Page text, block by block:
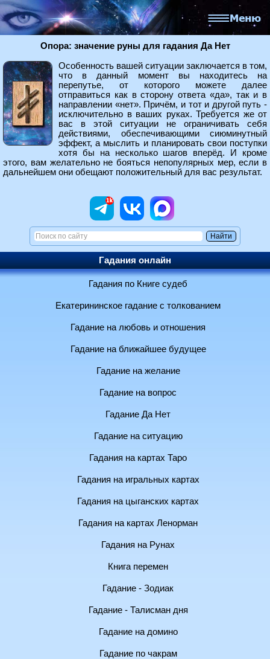
Опора: значение руны для гадания Да Нет
Особенность вашей ситуации заключается в том,
что в данный момент вы находитесь на
перепутье, от которого можете далее
отправиться как в сторону ответа «да», так и в
направлении «нет». Причём, и тот и другой путь -
исключительно в ваших руках. Требуется же от
вас в этой ситуации не ограничивать себя
действиями, обеспечивающими сиюминутный
эффект, а мыслить и планировать свои поступки
хотя бы на несколько шагов вперёд. И кроме
этого, вам желательно не бояться непопулярных мер, если в
дальнейшем они обещают положительный для вас результат.
Гадания онлайн
Гадания по Книге судеб
Екатерининское гадание с толкованием
Гадание на любовь и отношения
Гадание на ближайшее будущее
Гадание на желание
Гадание на вопрос
Гадание Да Нет
Гадание на ситуацию
Гадания на картах Таро
Гадания на игральных картах
Гадания на цыганских картах
Гадания на картах Ленорман
Гадания на Рунах
Книга перемен
Гадание - Зодиак
Гадание - Талисман дня
Гадание на домино
Гадание по чакрам